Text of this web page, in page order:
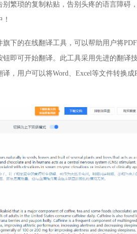
繁琐的复制粘贴，告别头疼的语言障碍
下的在线翻译工具，可以帮助用户将
即可开始翻译。此工具采用先进的翻译
，用户可以将Word、Excel等文件转换